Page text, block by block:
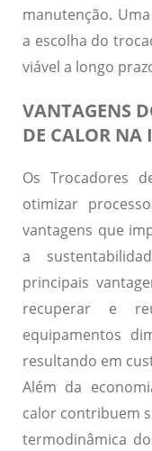
manutenção.
a escolha do
viável a longo
VANTAGENS
DE CALOR NA
Os Trocadores
otimizar
vantagens que
a
principais
recuperar e
equipamentos
resultando em
Além da
calor contribuem
termodinâmica